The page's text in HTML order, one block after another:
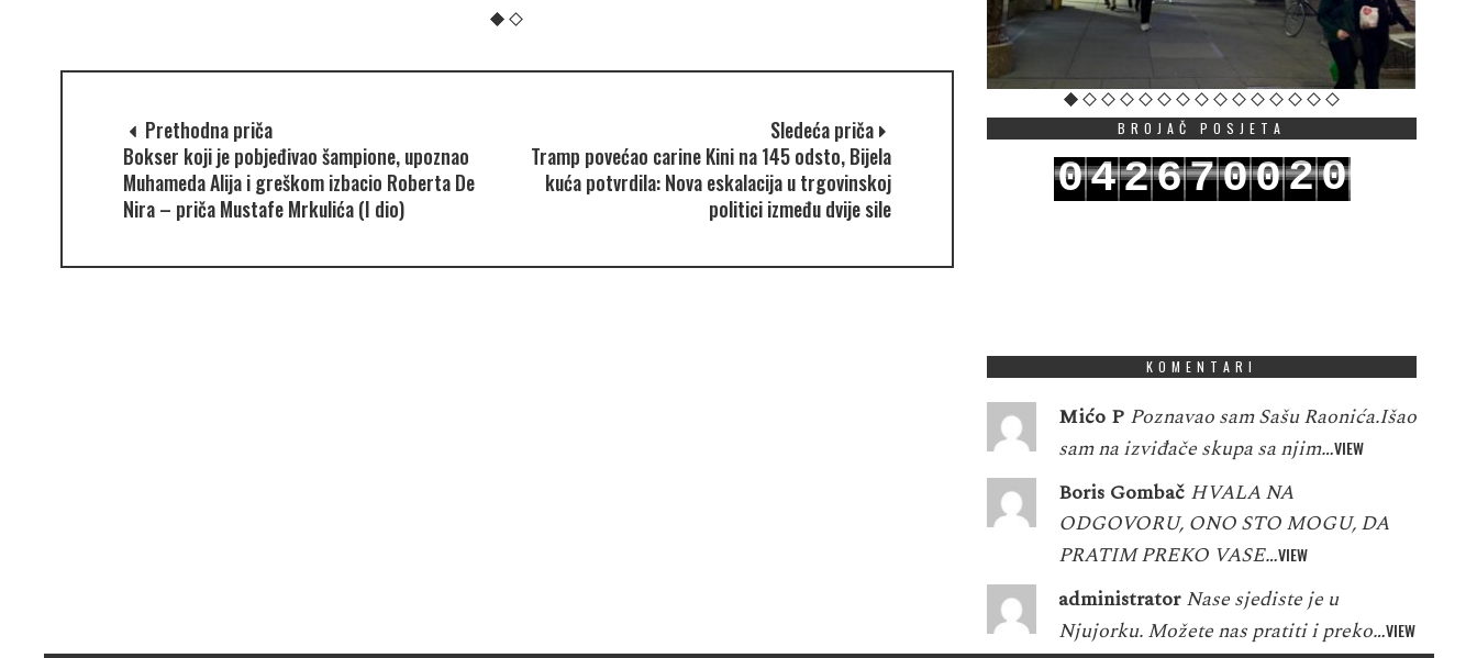
Prethodna priča
Bokser koji je pobjeđivao šampione, upoznao
Muhameda Alija i greškom izbacio Roberta De
Nira – priča Mustafe Mrkulića (I dio)
Sledeća priča
Tramp povećao carine Kini na 145 odsto, Bijela
kuća potvrdila: Nova eskalacija u trgovinskoj
politici između dvije sile
BROJAČ POSJETA
042670020
KOMENTARI
Mićo P Poznavao sam Sašu Raonića.Išao
sam na izviđače skupa sa njim…VIEW
Boris Gombač HVALA NA
ODGOVORU, ONO STO MOGU, DA
PRATIM PREKO VASE…VIEW
administrator Nase sjediste je u
Njujorku. Možete nas pratiti i preko…VIEW